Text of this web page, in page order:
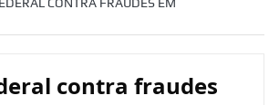
contra fraudes